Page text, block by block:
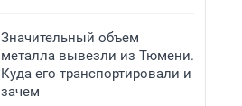
Значительный объем
металла вывезли из Тюмени.
Куда его транспортировали и
зачем